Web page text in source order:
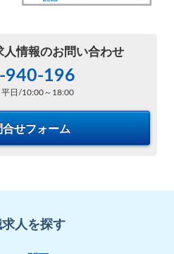
人情報のお問い合わせ
940-196
平日/10:00～18:00
合せフォーム
人を探す